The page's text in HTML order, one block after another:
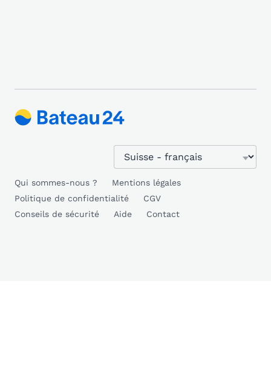
Qui sommes-nous ?
Mentions légales
Politique de confidentialité
CGV
Conseils de sécurité
Aide Contact